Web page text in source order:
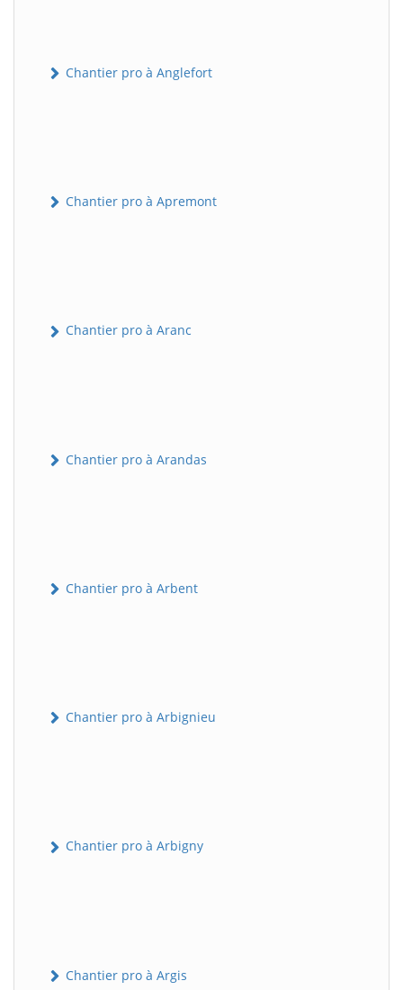
Chantier pro à Anglefort
Chantier pro à Apremont
Chantier pro à Aranc
Chantier pro à Arandas
Chantier pro à Arbent
Chantier pro à Arbignieu
Chantier pro à Arbigny
Chantier pro à Argis